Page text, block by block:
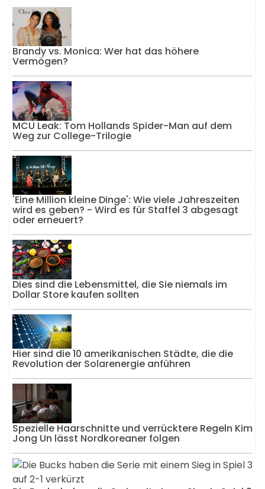
Brandy vs. Monica: Wer hat das höhere
Vermögen?
MCU Leak: Tom Hollands Spider-Man auf dem
Weg zur College-Trilogie
'Eine Million kleine Dinge': Wie viele Jahreszeiten
wird es geben? - Wird es für Staffel 3 abgesagt
oder erneuert?
Dies sind die Lebensmittel, die Sie niemals im
Dollar Store kaufen sollten
Hier sind die 10 amerikanischen Städte, die die
Revolution der Solarenergie anführen
Spezielle Haarschnitte und verrücktere Regeln Kim
Jong Un lässt Nordkoreaner folgen